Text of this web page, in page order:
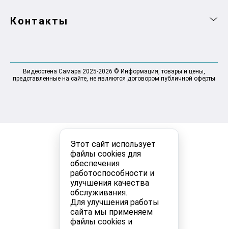
Этот сайт использует
файлы cookies для
обеспечения
работоспособности и
улучшения качества
обслуживания.
Для улучшения работы
сайта мы применяем
файлы cookies и
Контакты
Видеостена Самара 2025-2026 © Информация, товары и цены,
представленные на сайте, не являются договором публичной оферты